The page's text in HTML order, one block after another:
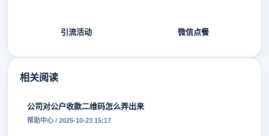
引流活动 微信点餐
相关阅读
公司对公户收款二维码怎么弄出来
帮助中心 / 2025-10-23 15:17